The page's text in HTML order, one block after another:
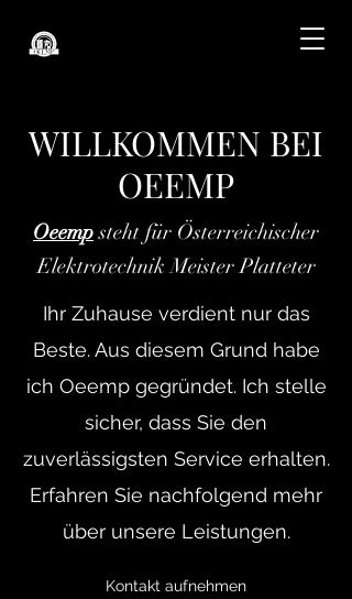
WILLKOMMEN BEI
OEEMP
Oeempsteht für Österreichischer
Elektrotechnik Meister Platteter
Ihr Zuhause verdient nur das
Beste. Aus diesem Grund habe
ich Oeemp gegründet. Ich stelle
sicher, dass Sie den
zuverlässigsten Service erhalten.
Erfahren Sie nachfolgend mehr
über unsere Leistungen.
Kontakt aufnehmen